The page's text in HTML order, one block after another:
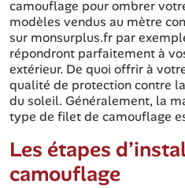
camouflage pour ombrer
modèles vendus au mètre
sur monsurplus.fr par
répondront parfaitement à
extérieur. De quoi offrir à
qualité de protection contre
du soleil. Généralement, la
type de filet de camouflage
Les étapes
camouflage